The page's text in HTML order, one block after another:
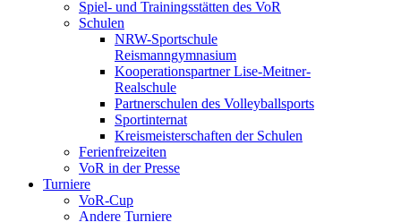
Spiel- und Trainingsstätten des VoR
Schulen
NRW-Sportschule
Reismanngymnasium
Kooperationspartner Lise-Meitner-
Realschule
Partnerschulen des Volleyballsports
Sportinternat
Kreismeisterschaften der Schulen
Ferienfreizeiten
VoR in der Presse
Turniere
VoR-Cup
Andere Turniere